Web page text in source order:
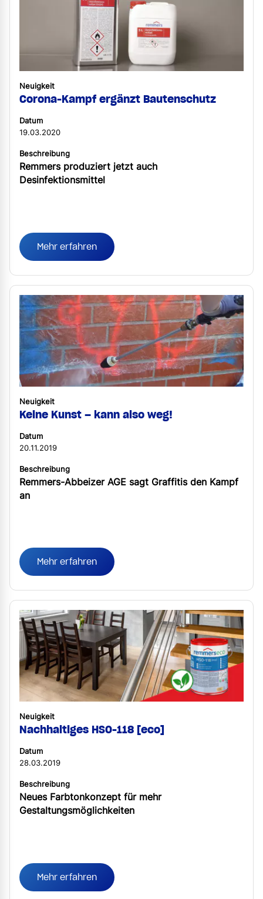
Neuigkeit
Corona-Kampf ergänzt Bautenschutz
Datum
19.03.2020
Beschreibung
Remmers produziert jetzt auch
Desinfektionsmittel
Mehr erfahren
Neuigkeit
Keine Kunst – kann also weg!
Datum
20.11.2019
Beschreibung
Remmers-Abbeizer AGE sagt Graffitis den Kampf
an
Mehr erfahren
Neuigkeit
Nachhaltiges HSO-118 [eco]
Datum
28.03.2019
Beschreibung
Neues Farbtonkonzept für mehr
Gestaltungsmöglichkeiten
Mehr erfahren